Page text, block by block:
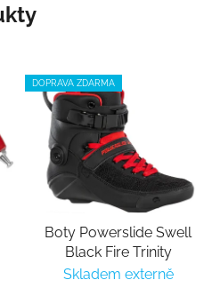
DOPRAVA ZDARMA
Boty Powerslide Swell
Black Fire Trinity
Skladem externě